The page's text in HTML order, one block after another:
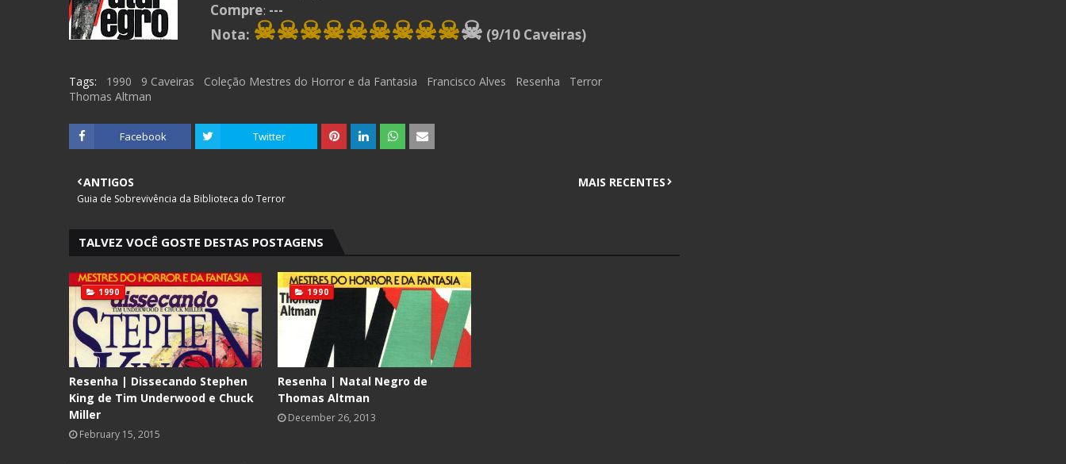
Compre: ---
Nota: ☠☠☠☠☠☠☠☠☠☠ (9/10 Caveiras)
Tags: 1990 9 Caveiras Coleção Mestres do Horror e da Fantasia Francisco Alves Resenha
Terror
Thomas Altman
Facebook Twitter
MAIS RECENTES
ANTIGOS
Guia de Sobrevivência da Biblioteca do Terror
TALVEZ VOCÊ GOSTE DESTAS POSTAGENS
1990
Resenha | Dissecando Stephen
King de Tim Underwood e Chuck
Miller
February 15, 2015
1990
Resenha | Natal Negro de
Thomas Altman
December 26, 2013